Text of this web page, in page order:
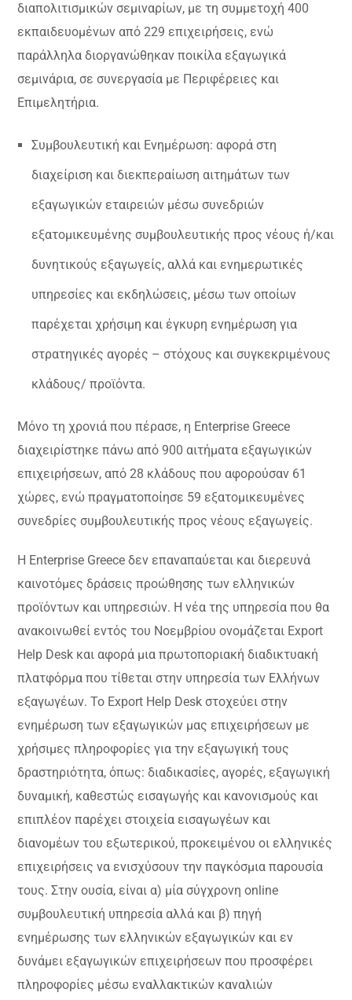
διαπολιτισμικών σεμιναρίων, με τη συμμετοχή 400
εκπαιδευομένων από 229 επιχειρήσεις, ενώ
παράλληλα διοργανώθηκαν ποικίλα εξαγωγικά
σεμινάρια, σε συνεργασία με Περιφέρειες και
Επιμελητήρια.
Συμβουλευτική και Ενημέρωση: αφορά στη
διαχείριση και διεκπεραίωση αιτημάτων των
εξαγωγικών εταιρειών μέσω συνεδριών
εξατομικευμένης συμβουλευτικής προς νέους ή/και
δυνητικούς εξαγωγείς, αλλά και ενημερωτικές
υπηρεσίες και εκδηλώσεις, μέσω των οποίων
παρέχεται χρήσιμη και έγκυρη ενημέρωση για
στρατηγικές αγορές – στόχους και συγκεκριμένους
κλάδους/ προϊόντα.
Mόνο τη χρονιά που πέρασε, η Enterprise Greece
διαχειρίστηκε πάνω από 900 αιτήματα εξαγωγικών
επιχειρήσεων, από 28 κλάδους που αφορούσαν 61
χώρες, ενώ πραγματοποίησε 59 εξατομικευμένες
συνεδρίες συμβουλευτικής προς νέους εξαγωγείς.
Η Enterprise Greece δεν επαναπαύεται και διερευνά
καινοτόμες δράσεις προώθησης των ελληνικών
προϊόντων και υπηρεσιών. Η νέα της υπηρεσία που θα
ανακοινωθεί εντός του Νοεμβρίου ονομάζεται Export
Help Desk και αφορά μια πρωτοποριακή διαδικτυακή
πλατφόρμα που τίθεται στην υπηρεσία των Ελλήνων
εξαγωγέων. Το Export Help Desk στοχεύει στην
ενημέρωση των εξαγωγικών μας επιχειρήσεων με
χρήσιμες πληροφορίες για την εξαγωγική τους
δραστηριότητα, όπως: διαδικασίες, αγορές, εξαγωγική
δυναμική, καθεστώς εισαγωγής και κανονισμούς και
επιπλέον παρέχει στοιχεία εισαγωγέων και
διανομέων του εξωτερικού, προκειμένου οι ελληνικές
επιχειρήσεις να ενισχύσουν την παγκόσμια παρουσία
τους. Στην ουσία, είναι α) μία σύγχρονη online
συμβουλευτική υπηρεσία αλλά και β) πηγή
ενημέρωσης των ελληνικών εξαγωγικών και εν
δυνάμει εξαγωγικών επιχειρήσεων που προσφέρει
πληροφορίες μέσω εναλλακτικών καναλιών